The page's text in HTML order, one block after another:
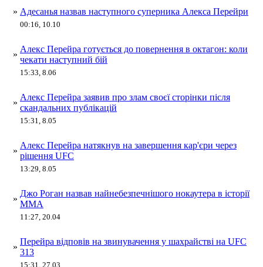
» Адесанья назвав наступного суперника Алекса Перейри
00:16, 10.10
»
Алекс Перейра готується до повернення в октагон: коли
чекати наступний бій
15:33, 8.06
»
Алекс Перейра заявив про злам своєї сторінки після
скандальних публікацій
15:31, 8.05
»
Алекс Перейра натякнув на завершення кар'єри через
рішення UFC
13:29, 8.05
»
Джо Роган назвав найнебезпечнішого нокаутера в історії
ММА
11:27, 20.04
»
Перейра відповів на звинувачення у шахрайстві на UFC
313
15:31, 27.03